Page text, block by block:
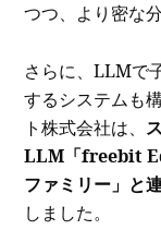
つつ、より密な
さらに、LLMで
するシステムも
ト株式会社は、
LLM「freebit
ファミリー」と
しました。